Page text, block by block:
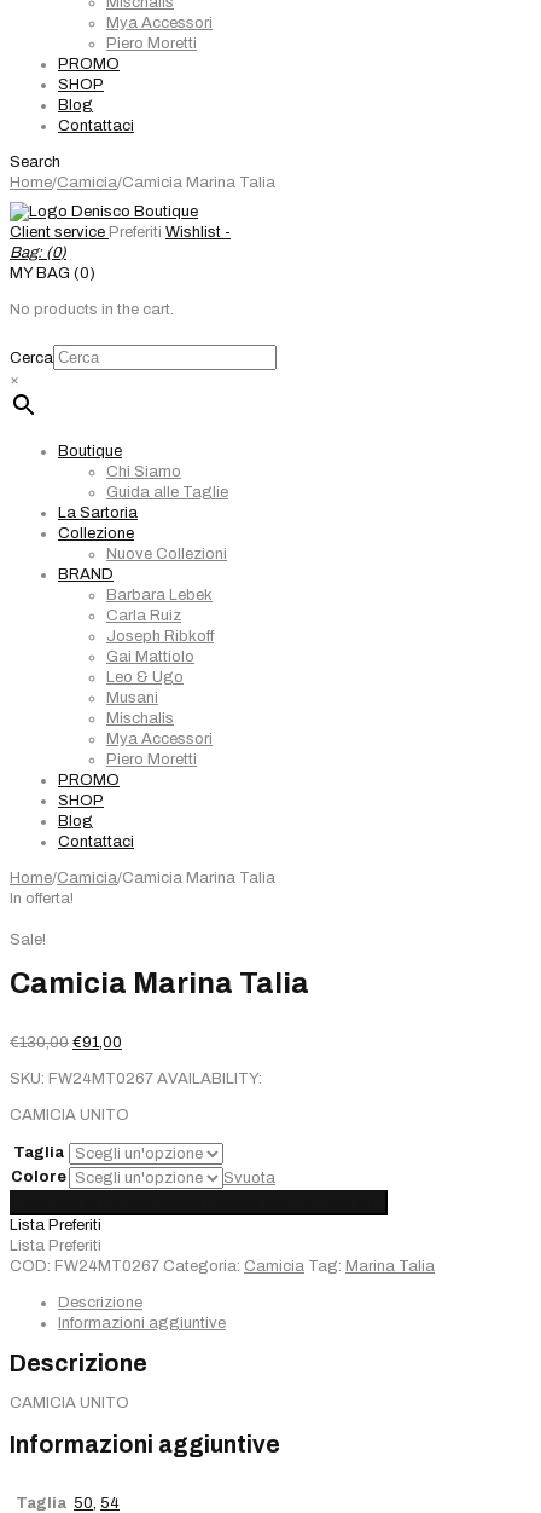
Mya Accessori
Piero Moretti
PROMO
SHOP
Blog
Contattaci
Search
Home/Camicia/Camicia Marina Talia
Client service Preferiti Wishlist -
Bag: (0)
MY BAG (0)
No products in the cart.
Cerca
×
Boutique
Chi Siamo
Guida alle Taglie
La Sartoria
Collezione
Nuove Collezioni
BRAND
Barbara Lebek
Carla Ruiz
Joseph Ribkoff
Gai Mattiolo
Leo & Ugo
Musani
Mischalis
Mya Accessori
Piero Moretti
PROMO
SHOP
Blog
Contattaci
Home/Camicia/Camicia Marina Talia
In offerta!
Sale!
Camicia Marina Talia
€130,00 Il
originale
€130,00.
€91,00
attuale
€91,00.
SKU: FW24MT0267 AVAILABILITY:
CAMICIA UNITO
Taglia
Colore
Svuota
Marina
Talia
quantità
Lista Preferiti
Lista Preferiti
COD: FW24MT0267 Categoria: Camicia Tag: Marina Talia
Descrizione
Informazioni aggiuntive
Descrizione
CAMICIA UNITO
Informazioni aggiuntive
Taglia 50 54